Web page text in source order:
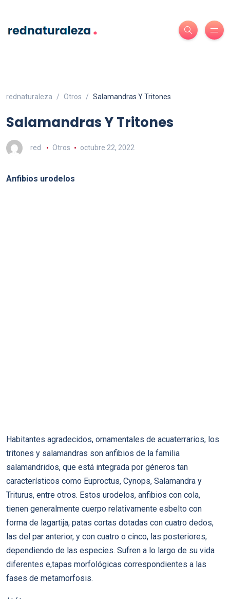
rednaturaleza Otros Salamandras Y Tritones
Salamandras Y Tritones
red Otros octubre 22, 2022
Anfibios urodelos
Habitantes agradecidos, ornamentales de acuaterrarios, los
tritones y salamandras son anfibios de la familia
salamandridos, que está integrada por géneros tan
característicos como Euproctus, Cynops, Salamandra y
Triturus, entre otros. Estos urodelos, anfibios con cola,
tienen generalmente cuerpo relativamente esbelto con
forma de lagartija, patas cortas dotadas con cuatro dedos,
las del par anterior, y con cuatro o cinco, las posteriores,
dependiendo de las especies. Sufren a lo largo de su vida
diferentes e,tapas morfológicas correspondientes a las
fases de metamorfosis.